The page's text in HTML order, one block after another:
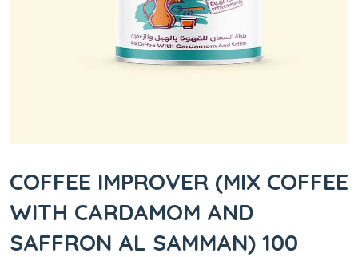
COFFEE IMPROVER (MIX COFFEE
WITH CARDAMOM AND
SAFFRON AL SAMMAN) 100